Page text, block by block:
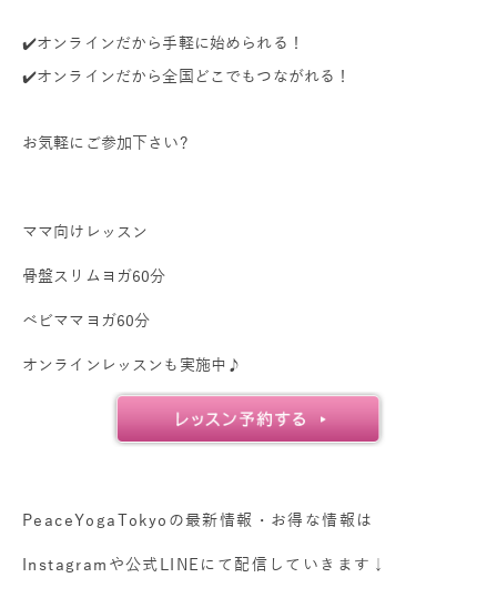
✔️オンラインだから手軽に始められる！
✔️オンラインだから全国どこでもつながれる！
お気軽にご参加下さい?
ママ向けレッスン
骨盤スリムヨガ60分
ベビママヨガ60分
オンラインレッスンも実施中♪
PeaceYogaTokyoの最新情報・お得な情報は
Instagramや公式LINEにて配信していきます↓